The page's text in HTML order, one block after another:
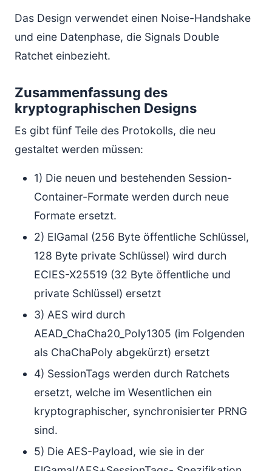
Das Design verwendet einen Noise-Handshake
und eine Datenphase, die Signals Double
Ratchet einbezieht.
Zusammenfassung des
kryptographischen Designs
Es gibt fünf Teile des Protokolls, die neu
gestaltet werden müssen:
1) Die neuen und bestehenden Session-
Container-Formate werden durch neue
Formate ersetzt.
2) ElGamal (256 Byte öffentliche Schlüssel,
128 Byte private Schlüssel) wird durch
ECIES-X25519 (32 Byte öffentliche und
private Schlüssel) ersetzt
3) AES wird durch
AEAD_ChaCha20_Poly1305 (im Folgenden
als ChaChaPoly abgekürzt) ersetzt
4) SessionTags werden durch Ratchets
ersetzt, welche im Wesentlichen ein
kryptographischer, synchronisierter PRNG
sind.
5) Die AES-Payload, wie sie in der